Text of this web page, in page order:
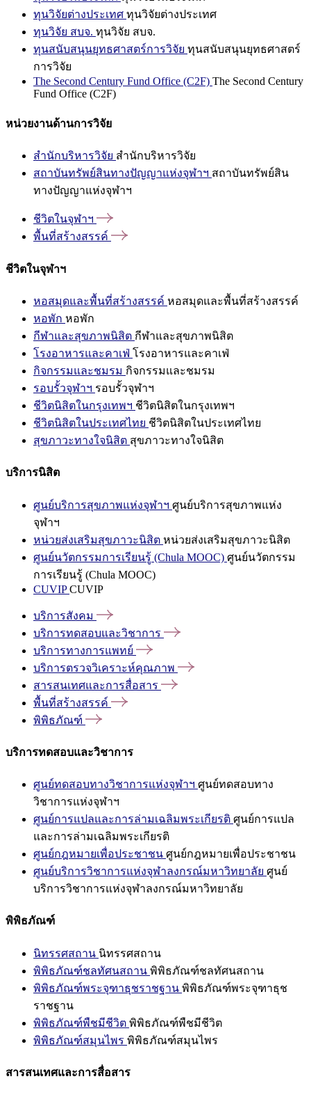
ทุนวิจัยต่างประเทศ ทุนวิจัยต่างประเทศ
ทุนวิจัย สบจ. ทุนวิจัย สบจ.
ทุนสนับสนุนยุทธศาสตร์การวิจัย ทุนสนับสนุนยุทธศาสตร์
การวิจัย
The Second Century Fund Office (C2F) The Second Century
Fund Office (C2F)
หน่วยงานด้านการวิจัย
สำนักบริหารวิจัย สำนักบริหารวิจัย
สถาบันทรัพย์สินทางปัญญาแห่งจุฬาฯ สถาบันทรัพย์สิน
ทางปัญญาแห่งจุฬาฯ
ชีวิตในจุฬาฯ
พื้นที่สร้างสรรค์
ชีวิตในจุฬาฯ
หอสมุดและพื้นที่สร้างสรรค์ หอสมุดและพื้นที่สร้างสรรค์
หอพัก หอพัก
กีฬาและสุขภาพนิสิต กีฬาและสุขภาพนิสิต
โรงอาหารและคาเฟ่ โรงอาหารและคาเฟ่
กิจกรรมและชมรม กิจกรรมและชมรม
รอบรั้วจุฬาฯ รอบรั้วจุฬาฯ
ชีวิตนิสิตในกรุงเทพฯ ชีวิตนิสิตในกรุงเทพฯ
ชีวิตนิสิตในประเทศไทย ชีวิตนิสิตในประเทศไทย
สุขภาวะทางใจนิสิต สุขภาวะทางใจนิสิต
บริการนิสิต
ศูนย์บริการสุขภาพแห่งจุฬาฯ ศูนย์บริการสุขภาพแห่ง
จุฬาฯ
หน่วยส่งเสริมสุขภาวะนิสิต หน่วยส่งเสริมสุขภาวะนิสิต
ศูนย์นวัตกรรมการเรียนรู้ (Chula MOOC) ศูนย์นวัตกรรม
การเรียนรู้ (Chula MOOC)
CUVIPCUVIP
บริการสังคม
บริการทดสอบและวิชาการ
บริการทางการแพทย์
บริการตรวจวิเคราะห์คุณภาพ
สารสนเทศและการสื่อสาร
พื้นที่สร้างสรรค์
พิพิธภัณฑ์
บริการทดสอบและวิชาการ
ศูนย์ทดสอบทางวิชาการแห่งจุฬาฯ ศูนย์ทดสอบทาง
วิชาการแห่งจุฬาฯ
ศูนย์การแปลและการล่ามเฉลิมพระเกียรติ ศูนย์การแปล
และการล่ามเฉลิมพระเกียรติ
ศูนย์กฎหมายเพื่อประชาชน ศูนย์กฎหมายเพื่อประชาชน
ศูนย์บริการวิชาการแห่งจุฬาลงกรณ์มหาวิทยาลัย ศูนย์
บริการวิชาการแห่งจุฬาลงกรณ์มหาวิทยาลัย
พิพิธภัณฑ์
นิทรรศสถาน นิทรรศสถาน
พิพิธภัณฑ์ชลทัศนสถาน พิพิธภัณฑ์ชลทัศนสถาน
พิพิธภัณฑ์พระจุฑาธุชราชฐาน พิพิธภัณฑ์พระจุฑาธุช
ราชฐาน
พิพิธภัณฑ์พืชมีชีวิต พิพิธภัณฑ์พืชมีชีวิต
พิพิธภัณฑ์สมุนไพร พิพิธภัณฑ์สมุนไพร
สารสนเทศและการสื่อสาร